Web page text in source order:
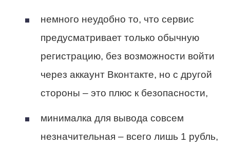
немного неудобно то, что сервис
предусматривает только обычную
регистрацию, без возможности войти
через аккаунт Вконтакте, но с другой
стороны – это плюс к безопасности,
минималка для вывода совсем
незначительная – всего лишь 1 рубль,